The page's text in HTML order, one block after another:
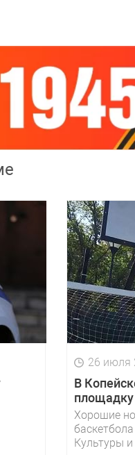
26 июля
В
площадку
Хорошие
Культуры